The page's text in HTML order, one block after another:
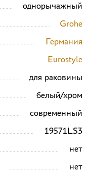
однорычажный
Grohe
Германия
Eurostyle
для раковины
белый/хром
современный
19571LS3
нет
нет